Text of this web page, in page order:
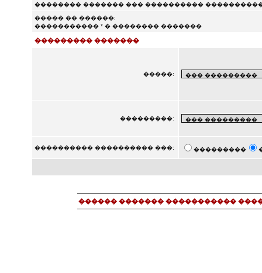
�������� ������� ��� ����������
����� �� ������:
����������� * � �������� �������
��������� �������
�����:
���������:
���������� ���������� ���: ���������
������ ������� �����������